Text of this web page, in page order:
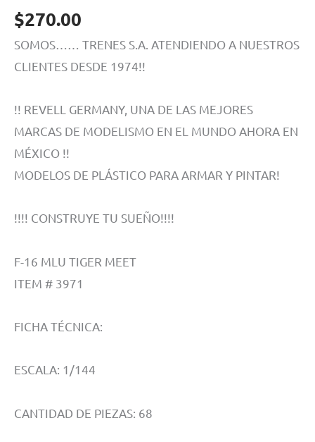
$270.00
SOMOS…… TRENES S.A. ATENDIENDO A NUESTROS
CLIENTES DESDE 1974!!
!! REVELL GERMANY, UNA DE LAS MEJORES
MARCAS DE MODELISMO EN EL MUNDO AHORA EN
MÉXICO !!
MODELOS DE PLÁSTICO PARA ARMAR Y PINTAR!
!!!! CONSTRUYE TU SUEÑO!!!!
F-16 MLU TIGER MEET
ITEM # 3971
FICHA TÉCNICA:
ESCALA: 1/144
CANTIDAD DE PIEZAS: 68